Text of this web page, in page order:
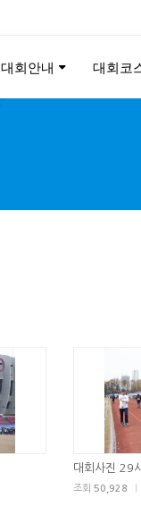
대회안내 대회코
대회사진 29
조회 50,928